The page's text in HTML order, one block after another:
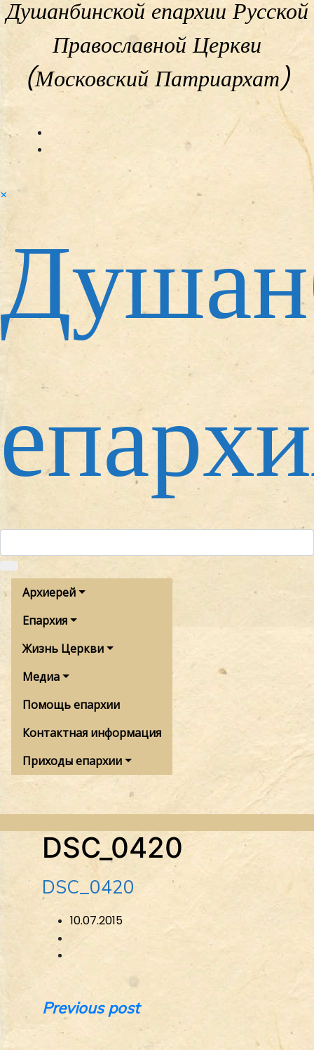
Душанбинской епархии Русской
Православной Церкви
(Московский Патриархат)
×
Архиерей
Епархия
Жизнь Церкви
Медиа
Помощь епархии
Контактная информация
Приходы епархии
DSC_0420
DSC_0420
10.07.2015
Навигация
по
Previous post